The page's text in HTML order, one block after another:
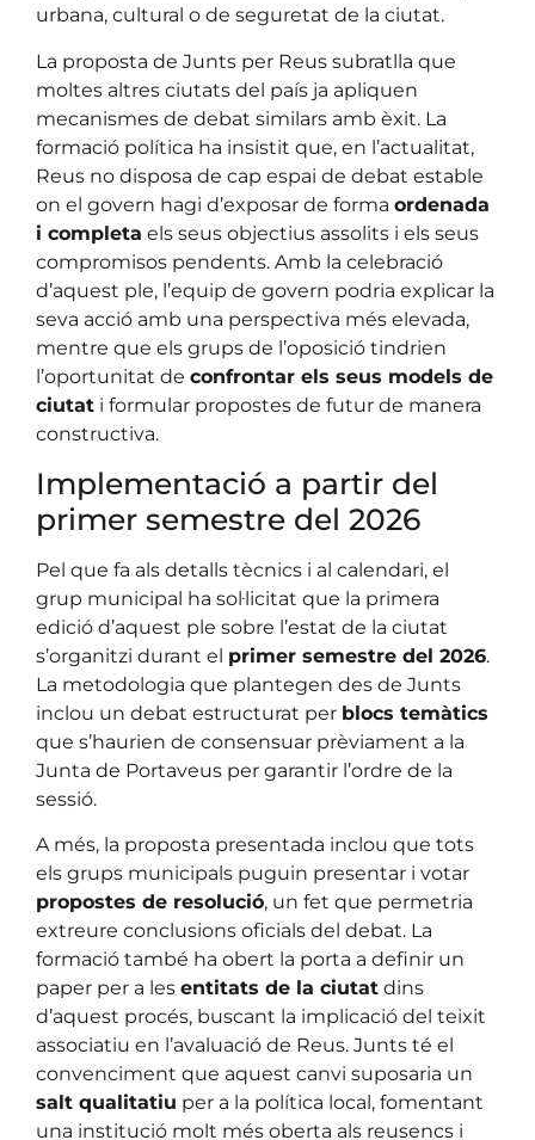
urbana, cultural o de seguretat de la ciutat.
La proposta de Junts per Reus subratlla que
moltes altres ciutats del país ja apliquen
mecanismes de debat similars amb èxit. La
formació política ha insistit que, en l’actualitat,
Reus no disposa de cap espai de debat estable
on el govern hagi d’exposar de forma ordenada
i completa els seus objectius assolits i els seus
compromisos pendents. Amb la celebració
d’aquest ple, l’equip de govern podria explicar la
seva acció amb una perspectiva més elevada,
mentre que els grups de l’oposició tindrien
l’oportunitat de confrontar els seus models de
ciutat i formular propostes de futur de manera
constructiva.
Implementació a partir del
primer semestre del 2026
Pel que fa als detalls tècnics i al calendari, el
grup municipal ha sol·licitat que la primera
edició d’aquest ple sobre l’estat de la ciutat
s’organitzi durant el primer semestre del 2026.
La metodologia que plantegen des de Junts
inclou un debat estructurat per blocs temàtics
que s’haurien de consensuar prèviament a la
Junta de Portaveus per garantir l’ordre de la
sessió.
A més, la proposta presentada inclou que tots
els grups municipals puguin presentar i votar
propostes de resolució, un fet que permetria
extreure conclusions oficials del debat. La
formació també ha obert la porta a definir un
paper per a les entitats de la ciutat dins
d’aquest procés, buscant la implicació del teixit
associatiu en l’avaluació de Reus. Junts té el
convenciment que aquest canvi suposaria un
salt qualitatiu per a la política local, fomentant
una institució molt més oberta als reusencs i